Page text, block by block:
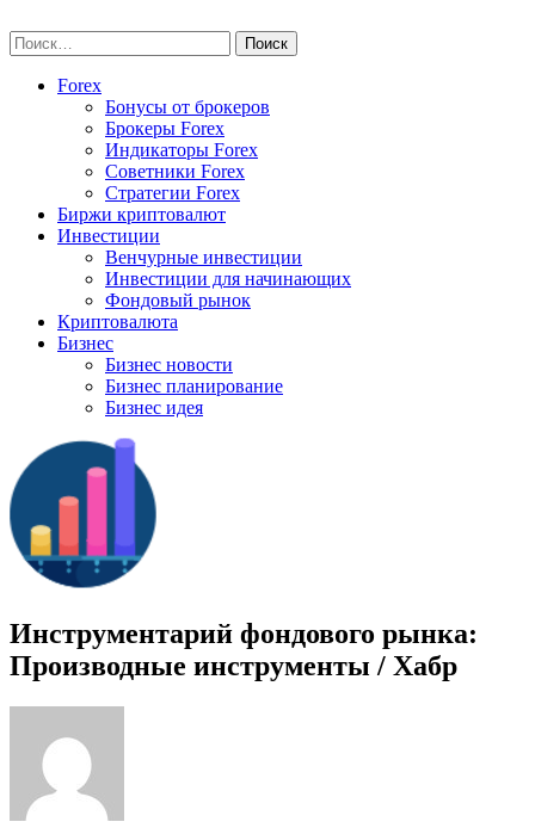
to
content
Найти:
Forex
Бонусы от брокеров
Брокеры Forex
Индикаторы Forex
Советники Forex
Стратегии Forex
Биржи криптовалют
Инвестиции
Венчурные инвестиции
Инвестиции для начинающих
Фондовый рынок
Криптовалюта
Бизнес
Бизнес новости
Бизнес планирование
Бизнес идея
Инструментарий фондового рынка:
Производные инструменты / Хабр